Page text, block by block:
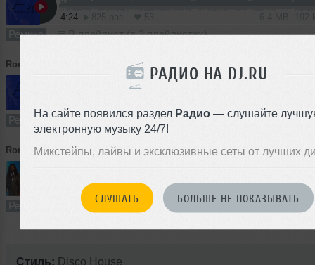
РАДИО НА DJ.RU
На сайте появился раздел Радио — слушайте
электронную музыку 24/7!
Микстейпы, лайвы и эксклюзивные сеты от лучших
СЛУШАТЬ БОЛЬШЕ НЕ ПОКАЗЫВАТЬ
4:24
Ремикс В плейлист (в 2 плейлистах)
Romantic Муслим Магомаев — Нам не жить друг без друга (А10 Remix)
Ремикс В плейлист (в 2 плейлистах)
Romantic ➝Bad Boys Blue - You're a woman (А10 Remix)
60 12 MB,
Ремикс В плейлист (в 4 плейлистах)
Стиль: Disco House